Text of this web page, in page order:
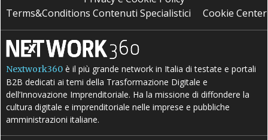
Terms&Conditions Contenuti Specialistici
Cookie Center
Nextwork360 è il più grande network in Italia di testate e portali
B2B dedicati ai temi della Trasformazione Digitale e
dell’Innovazione Imprenditoriale. Ha la missione di diffondere la
cultura digitale e imprenditoriale nelle imprese e pubbliche
amministrazioni italiane.